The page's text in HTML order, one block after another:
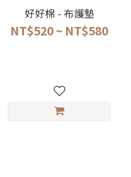
好好棉 - 布護墊
NT$520 ~ NT$580